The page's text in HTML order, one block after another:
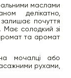
маслами
делікатно,
почуття
Має солодкий зі
та аромат
мочалці або
рухами,